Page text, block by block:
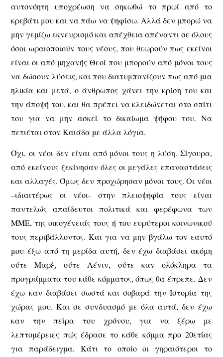
αυτονόητη υποχρέωση να σηκωθώ το πρωί από το
κρεβάτι μου και να πάω να ψηφίσω. Αλλά δεν μπορώ να
μην γεμίζω εκνευρισμό και απέχθεια απέναντι σε όλους
όσοι ωραιοποιούν τους νέους, που θεωρούν πως εκείνοι
είναι οι από μηχανής Θεοί που μπορούν από μόνοι τους
να δώσουν λύσεις, και που διατυμπανίζουν πως από μια
ηλικία και μετά, ο άνθρωπος χάνει την κρίση του και
την άποψή του, και θα πρέπει να κλειδώνεται στο σπίτι
του για να μην ασκεί το δικαίωμα ψήφου του. Να
πετιέται στον Καιάδα με άλλα λόγια.
Όχι, οι νέοι δεν είναι από μόνοι τους η λύση. Σίγουρα,
από εκείνους ξεκίνησαν όλες οι μεγάλες επαναστάσεις
και αλλαγές. Όμως δεν προχώρησαν μόνοι τους. Οι νέοι
–ιδιαιτέρως οι νέοι- στην πλειοψηφία τους είναι
παντελώς απαίδευτοι πολιτικά και φερέφωνα των
ΜΜΕ, της οικογένειάς τους ή του ευρύτεροι κοινωνικού
τους περιβάλλοντος. Και για να μην βγάλω τον εαυτό
μου έξω από τη μερίδα αυτή, δεν έχω διαβάσει ακόμη
ούτε Μαρξ, ούτε Λένιν, ούτε καν ολόκληρα τα
προγράμματα του κάθε κόμματος, όπως θα έπρεπε. Δεν
έχω καν διαβάσει σωστά και σοβαρά την Ιστορία της
χώρας μου. Και σε συνδυασμό με όλα αυτά, δεν έχω
καν την πείρα του χρόνου, για να ξέρω με
λεπτομέρειες πώς έδρασε το κάθε κόμμα προ 20ετίας
για παράδειγμα. Κάτι το οποίο οι γηραιότεροι το